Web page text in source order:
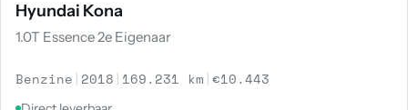
Hyundai Kona
1.0T Essence 2e Eigenaar
Benzine | 2018 | 169.231 km |€10.443